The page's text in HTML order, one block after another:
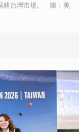
耕台灣市場。 圖：美